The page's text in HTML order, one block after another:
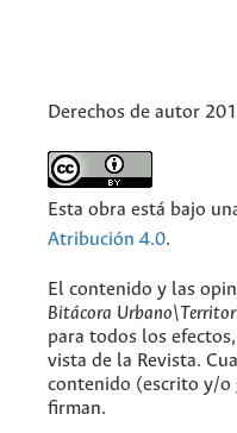
Derechos de autor
Esta obra está bajo
Atribución 4.0.
El contenido y las
Bitácora
para todos los
vista de la Revista.
contenido (escrito y/o
firman.